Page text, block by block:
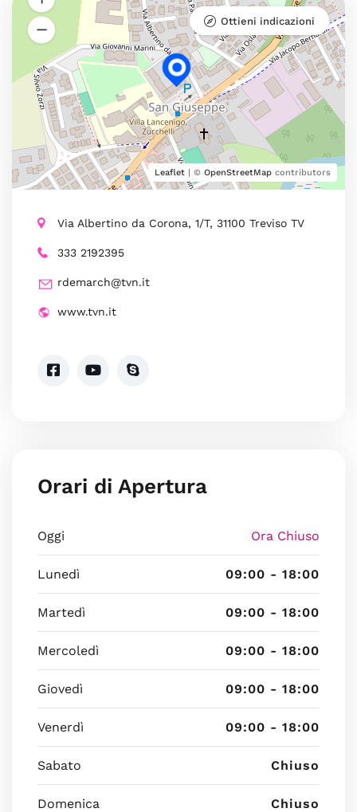
Leaflet | © OpenStreetMap contributors
Ottieni indicazioni
Via Albertino da Corona, 1/T, 31100 Treviso TV
333 2192395
rdemarch@tvn.it
www.tvn.it
Orari di Apertura
Oggi Ora Chiuso
Lunedì 09:00 - 18:00
Martedì 09:00 - 18:00
Mercoledì 09:00 - 18:00
Giovedì 09:00 - 18:00
Venerdì 09:00 - 18:00
Sabato Chiuso
Domenica Chiuso